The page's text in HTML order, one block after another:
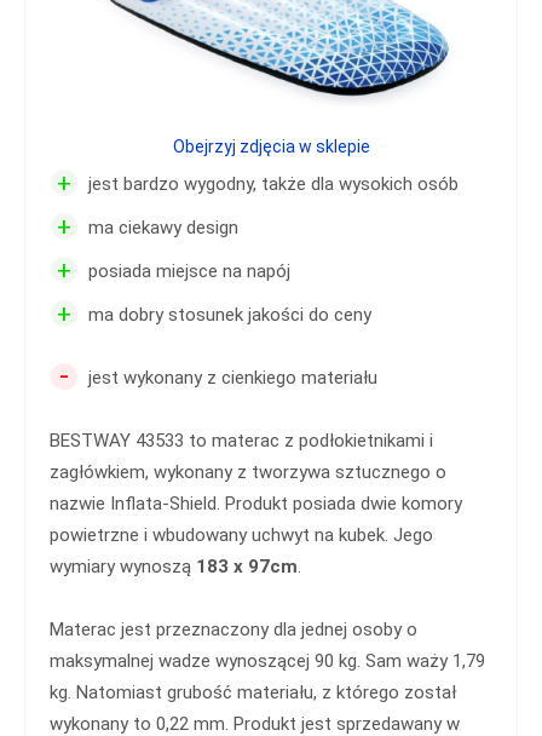
+ jest bardzo wygodny, także dla wysokich osób
+ ma ciekawy design
+ posiada miejsce na napój
+ ma dobry stosunek jakości do ceny
- jest wykonany z cienkiego materiału
BESTWAY 43533 to materac z podłokietnikami i
zagłówkiem, wykonany z tworzywa sztucznego o
nazwie Inflata-Shield. Produkt posiada dwie komory
powietrzne i wbudowany uchwyt na kubek. Jego
wymiary wynoszą 183 x 97cm
Materac jest przeznaczony dla jednej osoby o
maksymalnej wadze wynoszącej 90 kg. Sam waży 1,79
kg. Natomiast grubość materiału, z którego został
wykonany to 0,22 mm. Produkt jest sprzedawany w
Obejrzyj zdjęcia w sklepie